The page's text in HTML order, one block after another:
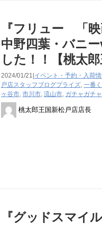
『フリュー 「
中野四葉・バニ
した！！【桃太
2024/01/21|イベント・予約・入荷
戸店スタッフブログプライズ 一番
ヶ谷市 市川市 流山市 ガチャガチャ
桃太郎王国新松戸店店長
『グッドスマイ